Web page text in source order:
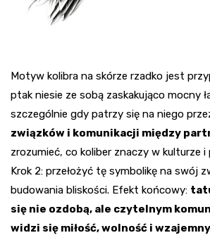
Motyw kolibra na skórze rzadko jest
ptak niesie ze sobą zaskakująco mocny
szczególnie gdy patrzy się na niego
związków i komunikacji między
zrozumieć, co koliber znaczy w kulturze i
Krok 2: przełożyć tę symbolikę na swój
budowania bliskości. Efekt końcowy:
się nie ozdobą, ale czytelnym
widzi się miłość, wolność i